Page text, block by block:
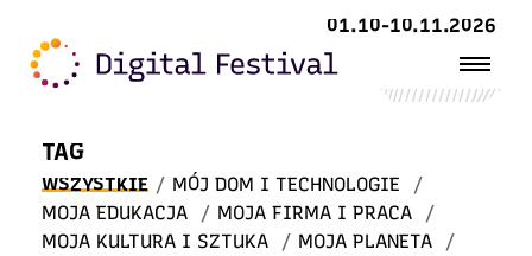
01.10-10.11.2026
w STREFIE WIEDZY
TAG
WSZYSTKIE / MÓJ DOM I TECHNOLOGIE
/
MOJA EDUKACJA
/ MOJA FIRMA I PRACA
/
MOJA KULTURA I SZTUKA
/ MOJA PLANETA
/